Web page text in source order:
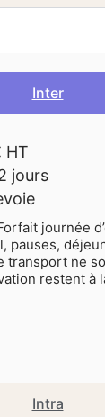
Inter
Intra
HT
jours
journée
pauses,
transport ne
restent à